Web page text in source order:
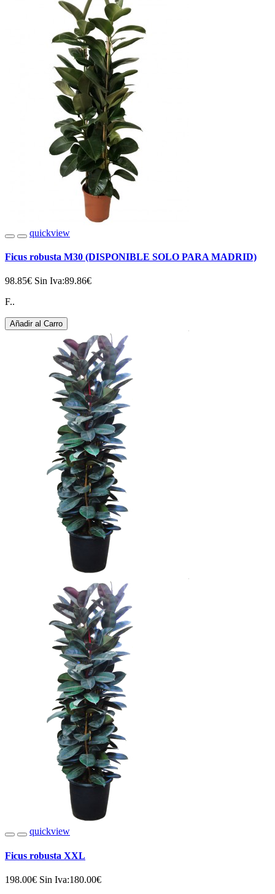
quickview
Ficus robusta M30 (DISPONIBLE SOLO PARA MADRID)
98.85€ Sin Iva:89.86€
F..
Añadir al Carro
quickview
Ficus robusta XXL
198.00€ Sin Iva:180.00€